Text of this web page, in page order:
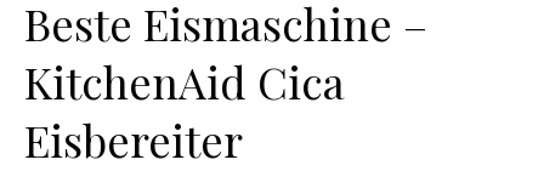
Beste Eismaschine –
KitchenAid Cica
Eisbereiter